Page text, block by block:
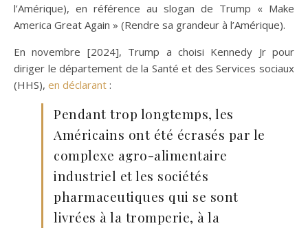
l’Amérique), en référence au slogan de Trump « Make
America Great Again » (Rendre sa grandeur à l’Amérique).
En novembre [2024], Trump a choisi Kennedy Jr pour
diriger le département de la Santé et des Services sociaux
(HHS), en déclarant :
Pendant trop longtemps, les
Américains ont été écrasés par le
complexe agro-alimentaire
industriel et les sociétés
pharmaceutiques qui se sont
livrées à la tromperie, à la